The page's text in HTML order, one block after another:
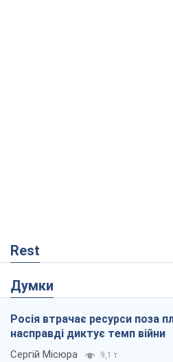
Rest
Думки
Росія втрачає ресурси поза
насправді диктує темп війни
Сергій Місюра 9,1 т.